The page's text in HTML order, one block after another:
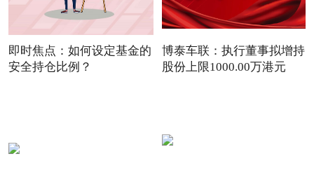
即时焦点：如何设定基金的
安全持仓比例？
博泰车联：执行董事拟增持
股份上限1000.00万港元